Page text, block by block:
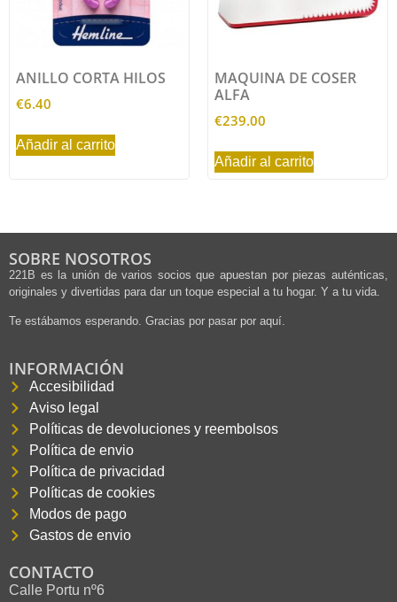
ANILLO CORTA HILOS
€6.40
Añadir al carrito
MAQUINA DE COSER
ALFA
€239.00
Añadir al carrito
SOBRE NOSOTROS
221B es la unión de varios socios que apuestan por piezas auténticas,
originales y divertidas para dar un toque especial a tu hogar. Y a tu vida.
Te estábamos esperando. Gracias por pasar por aquí.
INFORMACIÓN
Accesibilidad
Aviso legal
Políticas de devoluciones y reembolsos
Política de envio
Política de privacidad
Políticas de cookies
Modos de pago
Gastos de envio
CONTACTO
Calle Portu nº6